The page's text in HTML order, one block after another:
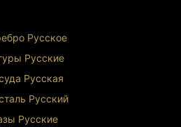
Русское
Русские
Русская
Русский
Русские